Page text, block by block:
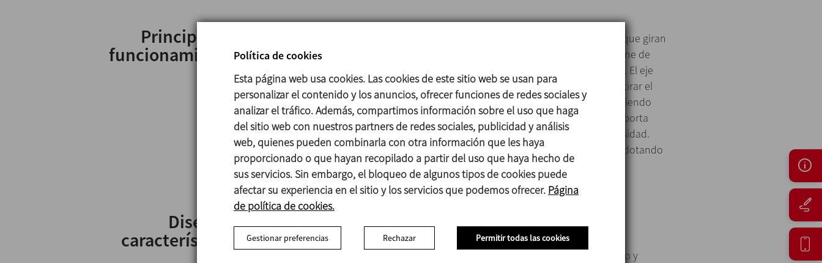
Principio de
funcionamiento
El agitador consiste en dos ejes coaxiales conectados a dos motorreductores que giran
en direcciones opuestas.El eje central gira a velocidades más elevadas y dispone de
hélices optimizadas para la dispersión y mezcla en las fases de baja viscosidad. El eje
exterior está conectado a una áncora con rascadores para homogeneizar y retirar el
producto de las paredes del tanque evitando su sobrecalentamiento y permitiendo
una transferencia de calor más rápida y homogénea. Adicionalmente, se comporta
como deflector para las hélices centrales cuando el producto tiene baja viscosidad.
Se puede configurar con un amplio rango de potencias y velocidades de giro dotando
al agitador de gran versatilidad de aplicación.
Diseño y
características
Diseño higiénico según EHEDG.
Procesos CIP y SIP de todos los elementos internos.
Fácil mantenimiento y sustitución de piezas de desgaste como cierre mecánico y
Política de cookies
Esta página web usa cookies. Las cookies de este sitio web se usan para
personalizar el contenido y los anuncios, ofrecer funciones de redes sociales y
analizar el tráfico. Además, compartimos información sobre el uso que haga
del sitio web con nuestros partners de redes sociales, publicidad y análisis
web, quienes pueden combinarla con otra información que les haya
proporcionado o que hayan recopilado a partir del uso que haya hecho de
sus servicios. Sin embargo, el bloqueo de algunos tipos de cookies puede
afectar su experiencia en el sitio y los servicios que podemos ofrecer. Página
de política de cookies.
Gestionar preferencias Rechazar Permitir todas las cookies